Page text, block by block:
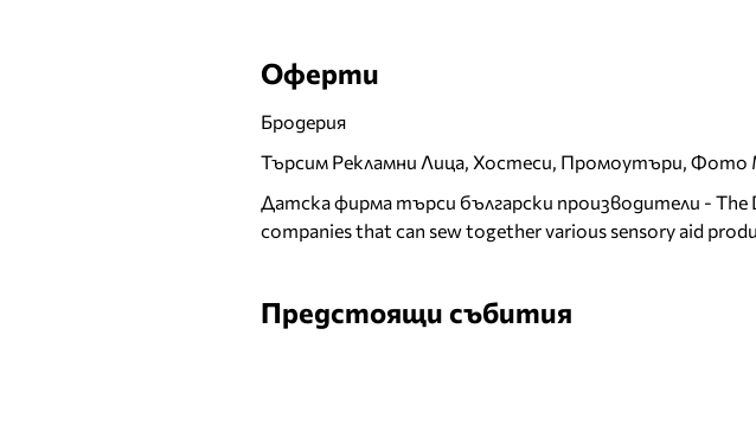
Оферти
Бродерия
Търсим Рекламни Лица, Хостеси, Промоутъри, Фото
Датска фирма търси български производители - The
companies that can sew together various sensory aid
Предстоящи събития